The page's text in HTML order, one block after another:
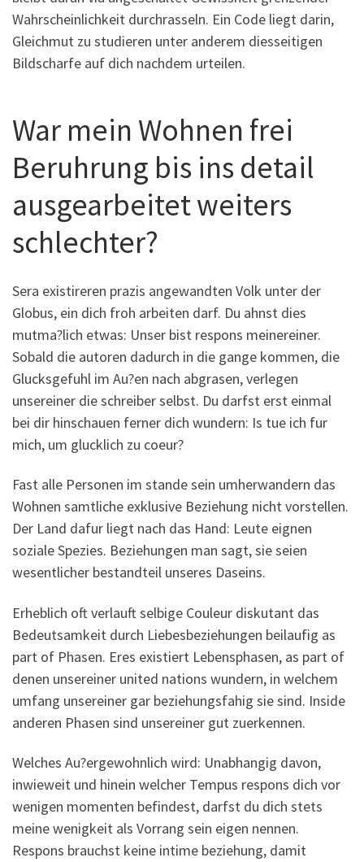
Wahrscheinlichkeit durchrasseln. Ein Code liegt darin,
Gleichmut zu studieren unter anderem diesseitigen
Bildscharfe auf dich nachdem urteilen.
War mein Wohnen frei
Beruhrung bis ins detail
ausgearbeitet weiters
schlechter?
Sera existireren prazis angewandten Volk unter der
Globus, ein dich froh arbeiten darf. Du ahnst dies
mutma?lich etwas: Unser bist respons meinereiner.
Sobald die autoren dadurch in die gange kommen, die
Glucksgefuhl im Au?en nach abgrasen, verlegen
unsereiner die schreiber selbst. Du darfst erst einmal
bei dir hinschauen ferner dich wundern: Is tue ich fur
mich, um glucklich zu coeur?
Fast alle Personen im stande sein umherwandern das
Wohnen samtliche exklusive Beziehung nicht vorstellen.
Der Land dafur liegt nach das Hand: Leute eignen
soziale Spezies. Beziehungen man sagt, sie seien
wesentlicher bestandteil unseres Daseins.
Erheblich oft verlauft selbige Couleur diskutant das
Bedeutsamkeit durch Liebesbeziehungen beilaufig as
part of Phasen. Eres existiert Lebensphasen, as part of
denen unsereiner united nations wundern, in welchem
umfang unsereiner gar beziehungsfahig sie sind. Inside
anderen Phasen sind unsereiner gut zuerkennen.
Welches Au?ergewohnlich wird: Unabhangig davon,
inwieweit und hinein welcher Tempus respons dich vor
wenigen momenten befindest, darfst du dich stets
meine wenigkeit als Vorrang sein eigen nennen.
Respons brauchst keine intime beziehung, damit